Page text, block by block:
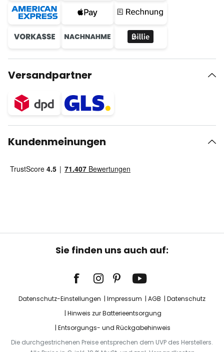
Versandpartner
Kundenmeinungen
Sie finden uns auch auf:
Datenschutz-Einstellungen Impressum AGB
Datenschutz
Hinweis zur Batterieentsorgung
Entsorgungs- und Rückgabehinweis
Die durchgestrichenen Preise entsprechen dem UVP des Herstellers.